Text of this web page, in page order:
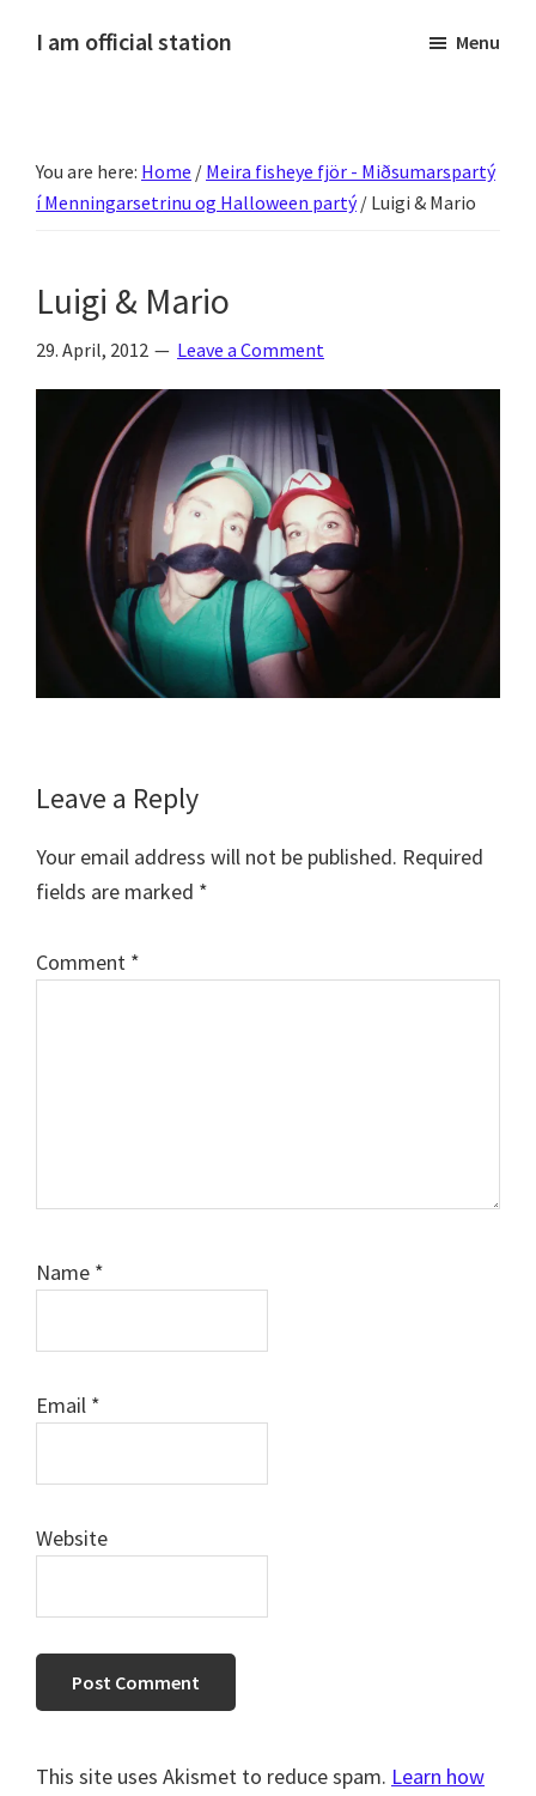
I am official station
fréttir
af
annað
skemmtilegt
:)
Menu
You are here: Home / Meira fisheye fjör - Miðsumarspartý
í Menningarsetrinu og Halloween partý / Luigi & Mario
Luigi & Mario
29. April, 2012 Leave a Comment
Reader
Interactions
Leave a Reply
Your email address will not be published. Required
fields are marked *
Comment *
Name *
Email *
Website
This site uses Akismet to reduce spam. Learn how